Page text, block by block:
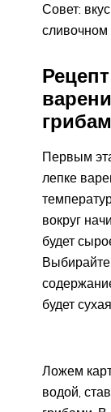
Совет:
сливочном
Первым
лепке
вокруг
будет
будет сухая.
Ложем
водой,